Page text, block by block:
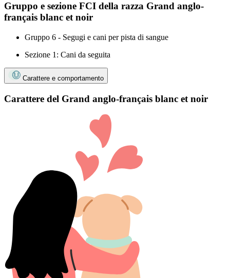
Gruppo e sezione FCI della razza Grand anglo-
français blanc et noir
Gruppo 6 - Segugi e cani per pista di sangue
Sezione 1: Cani da seguita
Carattere e comportamento
Carattere del Grand anglo-français blanc et noir